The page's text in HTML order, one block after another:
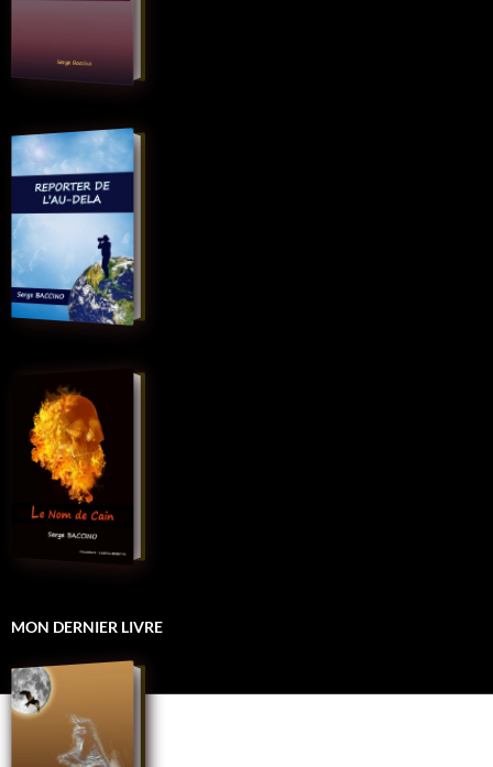
MON DERNIER LIVRE